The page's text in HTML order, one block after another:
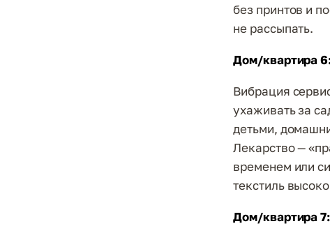
без принтов и
не рассыпать.
Дом/квартира
Вибрация
ухаживать за
детьми,
Лекарство —
временем или
текстиль
Дом/квартира